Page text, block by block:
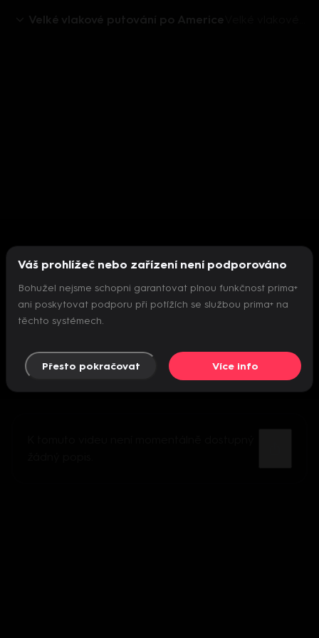
Velké vlakové putování po Americe
Nepodařilo se inicializovat přehrávač
Váš prohlížeč nebo zařízení není podporováno
Bohužel nejsme schopni garantovat plnou funkčnost prima+
ani poskytovat podporu při potížích se službou prima+ na
těchto systémech.
Přesto pokračovat Více info